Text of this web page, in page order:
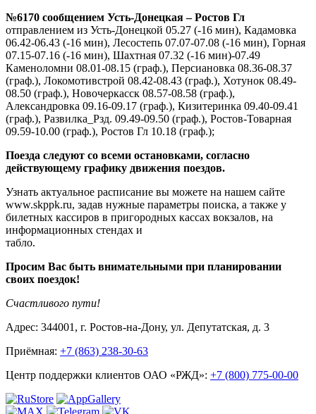
№6170 сообщением Усть-Донецкая – Ростов Гл
отправлением из Усть-Донецкой 05.27 (-16 мин), Кадамовка
06.42-06.43 (-16 мин), Лесостепь 07.07-07.08 (-16 мин), Горная
07.15-07.16 (-16 мин), Шахтная 07.32 (-16 мин)-07.49
Каменоломни 08.01-08.15 (граф.), Персиановка 08.36-08.37
(граф.), Локомотивстрой 08.42-08.43 (граф.), Хотунок 08.49-
08.50 (граф.), Новочеркасск 08.57-08.58 (граф.),
Александровка 09.16-09.17 (граф.), Кизитеринка 09.40-09.41
(граф.), Развилка_Рзд. 09.49-09.50 (граф.), Ростов-Товарная
09.59-10.00 (граф.), Ростов Гл 10.18 (граф.);
Поезда следуют со всеми остановками, согласно
действующему графику движения поездов.
Узнать актуальное расписание вы можете на нашем сайте
www.skppk.ru, задав нужные параметры поиска, а также у
билетных кассиров в пригородных кассах вокзалов, на
информационных стендах и
табло.
Просим Вас быть внимательными при планировании
своих поездок!
Счастливого пути!
Адрес: 344001, г. Ростов-на-Дону, ул. Депутатская, д. 3
Приёмная: +7 (863) 238-30-63
Центр поддержки клиентов ОАО «РЖД»: +7 (800) 775-00-00